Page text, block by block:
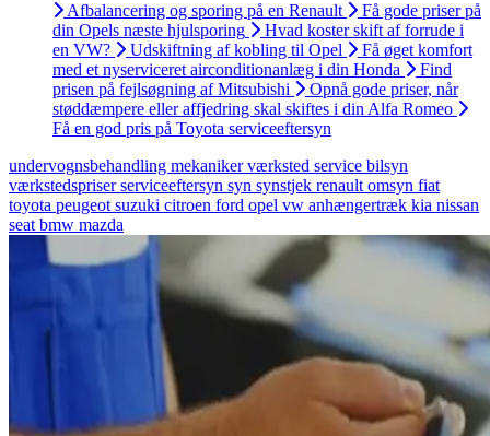
Afbalancering og sporing på en Renault
Få gode priser på
din Opels næste hjulsporing
Hvad koster skift af forrude i
en VW?
Udskiftning af kobling til Opel
Få øget komfort
med et nyserviceret airconditionanlæg i din Honda
Find
prisen på fejlsøgning af Mitsubishi
Opnå gode priser, når
støddæmpere eller affjedring skal skiftes i din Alfa Romeo
Få en god pris på Toyota serviceeftersyn
undervognsbehandling mekanikerværksted service bilsyn
værkstedspriserserviceeftersyn syn synstjek renault omsyn fiat
toyota peugeot suzuki citroen ford opel vw anhængertræk kia nissan
seat bmw mazda